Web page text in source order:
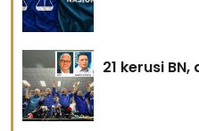
21 kerusi